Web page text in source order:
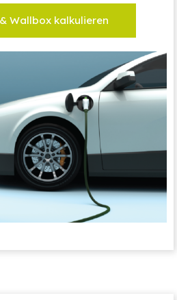
Wallbox kalkulieren